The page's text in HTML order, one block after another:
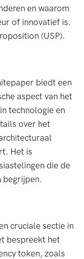
en waarom
of innovatief is.
(USP).
biedt een
aspect van het
technologie en
over het
Het is
die de
begrijpen.
cruciale sectie in
bespreekt het
token, zoals